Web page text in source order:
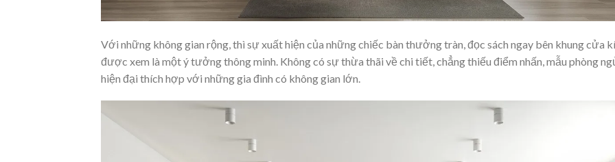
Với những không gian rộng, thì sự xuất hiện của những chiếc bàn thưởng tràn, đọc sách ngay bên khung cửa
được xem là một ý tưởng thông minh. Không có sự thừa thãi về chi tiết, chẳng thiếu điểm nhấn, mẫu phòng
hiện đại thích hợp với những gia đình có không gian lớn.